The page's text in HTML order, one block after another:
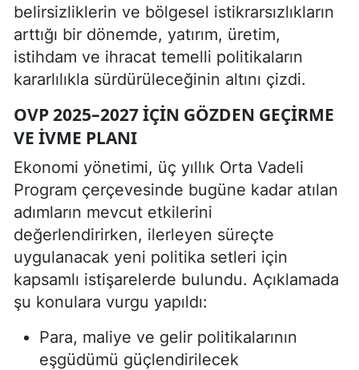
belirsizliklerin ve bölgesel istikrarsızlıkların
arttığı bir dönemde, yatırım, üretim,
istihdam ve ihracat temelli politikaların
kararlılıkla sürdürüleceğinin altını çizdi.
OVP 2025–2027 İÇIN GÖZDEN GEÇIRME
VE İVME PLANI
Ekonomi yönetimi, üç yıllık Orta Vadeli
Program çerçevesinde bugüne kadar atılan
adımların mevcut etkilerini
değerlendirirken, ilerleyen süreçte
uygulanacak yeni politika setleri için
kapsamlı istişarelerde bulundu. Açıklamada
şu konulara vurgu yapıldı:
Para, maliye ve gelir politikalarının
eşgüdümü güçlendirilecek